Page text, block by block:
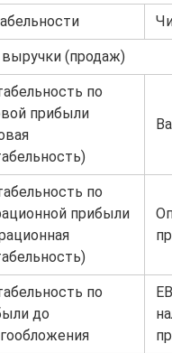
выручки (продаж)
по
прибыли
по
прибыли
по
до